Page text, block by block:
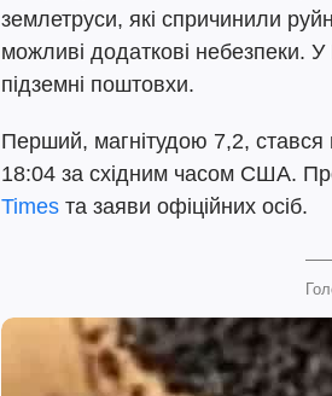
землетруси, які спричинили
можливі додаткові небезпеки.
підземні поштовхи.
Перший, магнітудою 7,2, стався
18:04 за східним часом США.
Times та заяви офіційних осіб.